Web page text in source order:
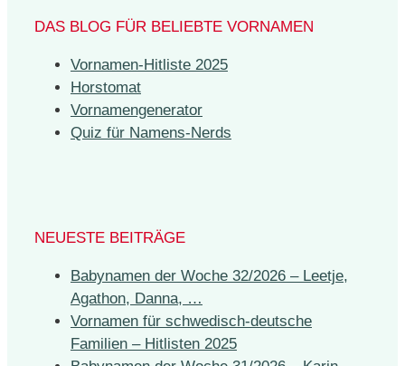
DAS BLOG FÜR BELIEBTE VORNAMEN
Vornamen-Hitliste 2025
Horstomat
Vornamengenerator
Quiz für Namens-Nerds
NEUESTE BEITRÄGE
Babynamen der Woche 32/2026 – Leetje,
Agathon, Danna, …
Vornamen für schwedisch-deutsche
Familien – Hitlisten 2025